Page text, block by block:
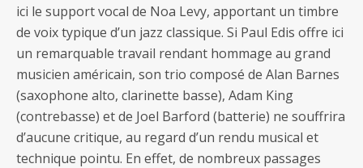
ici le support vocal de Noa Levy, apportant un timbre
de voix typique d’un jazz classique. Si Paul Edis offre ici
un remarquable travail rendant hommage au grand
musicien américain, son trio composé de Alan Barnes
(saxophone alto, clarinette basse), Adam King
(contrebasse) et de Joel Barford (batterie) ne souffrira
d’aucune critique, au regard d’un rendu musical et
technique pointu. En effet, de nombreux passages